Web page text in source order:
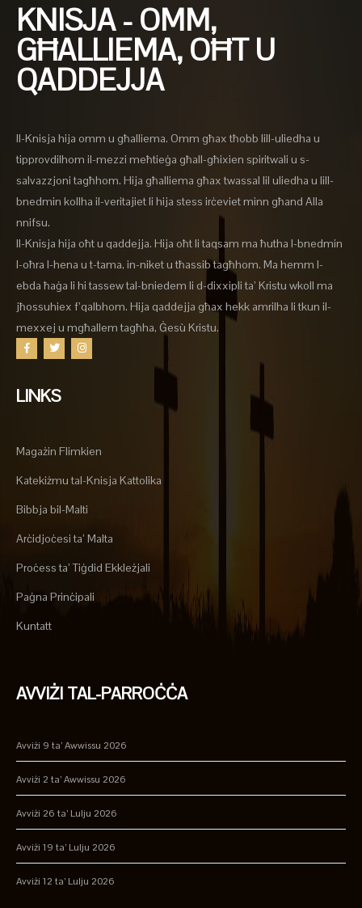
KNISJA - OMM,
GĦALLIEMA, OĦT U
QADDEJJA
Il-Knisja hija omm u għalliema. Omm għax tħobb lill-uliedha u
tipprovdilhom il-mezzi meħtieġa għall-għixien spiritwali u s-
salvazzjoni tagħhom. Hija għalliema għax twassal lil uliedha u lill-
bnedmin kollha il-veritajiet li hija stess irċeviet minn għand Alla
nnifsu.
Il-Knisja hija oħt u qaddejja. Hija oħt li taqsam ma ħutha l-bnedmin
l-oħra l-hena u t-tama, in-niket u tħassib tagħhom. Ma hemm l-
ebda ħaġa li hi tassew tal-bniedem li d-dixxipli ta’ Kristu wkoll ma
jħossuhiex f’qalbhom. Hija qaddejja għax hekk amrilha li tkun il-
mexxej u mgħallem tagħha, Ġesù Kristu.
LINKS
Magażin Flimkien
Katekiżmu tal-Knisja Kattolika
Bibbja bil-Malti
Arċidjoċesi ta’ Malta
Proċess ta’ Tiġdid Ekkleżjali
Paġna Prinċipali
Kuntatt
AVVIŻI TAL-PARROĊĊA
Avviżi 9 ta’ Awwissu 2026
Avviżi 2 ta’ Awwissu 2026
Avviżi 26 ta’ Lulju 2026
Avviżi 19 ta’ Lulju 2026
Avviżi 12 ta’ Lulju 2026